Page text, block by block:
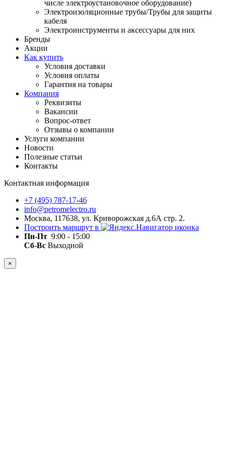
числе электроустановочное оборудование)
Электроизоляционные трубы/Трубы для защиты
кабеля
Электроинструменты и аксессуары для них
Бренды
Акции
Как купить
Условия доставки
Условия оплаты
Гарантия на товары
Компания
Реквизиты
Вакансии
Вопрос-ответ
Отзывы о компании
Услуги компании
Новости
Полезные статьи
Контакты
Контактная информация
+7 (495) 787-17-46
info@petromelectro.ru
Москва, 117638, ул. Криворожская д.6А стр. 2.
Построить маршрут в
Пн-Пт 9:00 - 15:00
Сб-Вс Выходной
×